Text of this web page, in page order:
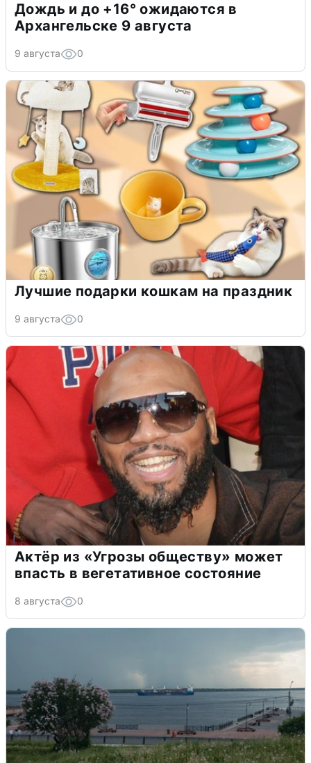
Дождь и до +16° ожидаются в
Архангельске 9 августа
9 августа 0
Лучшие подарки кошкам на праздник
9 августа 0
Актёр из «Угрозы обществу» может
впасть в вегетативное состояние
8 августа 0